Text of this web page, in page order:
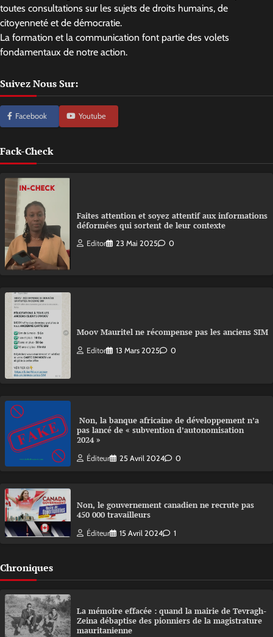
toutes consultations sur les sujets de droits humains, de
citoyenneté et de démocratie.
La formation et la communication font partie des volets
fondamentaux de notre action.
Suivez Nous Sur:
Facebook Youtube
Fack-Check
Faites attention et soyez attentif aux informations
déformées qui sortent de leur contexte
Editor 23 Mai 2025 0
Moov Mauritel ne récompense pas les anciens SIM
Editor 13 Mars 2025 0
Non, la banque africaine de développement n’a
pas lancé de « subvention d’autonomisation
2024 »
Éditeur 25 Avril 2024 0
Non, le gouvernement canadien ne recrute pas
450 000 travailleurs
Éditeur 15 Avril 2024 1
Chroniques
La mémoire effacée : quand la mairie de Tevragh-
Zeina débaptise des pionniers de la magistrature
mauritanienne